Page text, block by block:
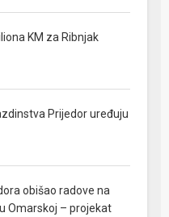
KM za Ribnjak
Prijedor uređuju
obišao radove na
Omarskoj – projekat